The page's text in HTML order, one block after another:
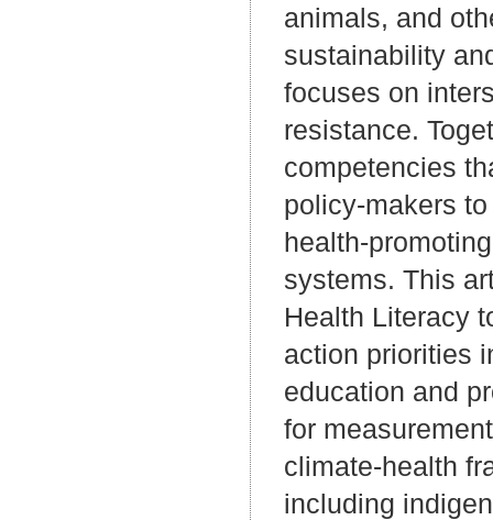
animals, and
sustainability
focuses on
resistance.
competencies
policy-makers
health-
systems. This
Health Literacy
action priorities
education and
for
climate-health
including